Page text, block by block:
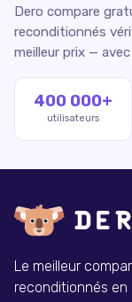
Dero compare
reconditionnés
meilleur prix —
400 000+
utilisateurs
Le meilleur
reconditionnés en